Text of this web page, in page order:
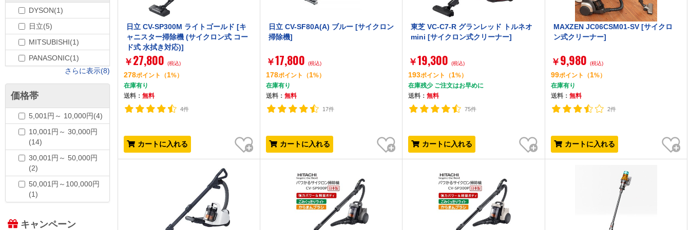
日立 CV-SP300M ライトゴールド [キ
ャニスター掃除機 (サイクロン式 コー
ド式 水拭き対応)]
￥ 27,800 (税込)
278ポイント （1%）
在庫有り
送料：無料
4件
カートに入れる
お気に入り
日立 CV-SF80A(A) ブルー [サイクロン
掃除機]
￥17,800 (税込)
178ポイント （1%）
在庫有り
送料： 無料
17件
カートに入れる
お気に入り
東芝 VC-C7-R グランレッド トルネオ
mini [サイクロン式クリーナー]
￥19,300 (税込)
193ポイント （1%）
在庫残少 ご注文はお早めに
送料：無料
75件
カートに入れる
お気に入り
MAXZEN JC06CSM01-SV [サイクロ
ン式クリーナー]
￥ 9,980 (税込)
99ポイント （1%）
在庫有り
送料： 無料
2件
カートに入れる
お気に入り
DYSON(1)
日立(5)
MITSUBISHI(1)
PANASONIC(1)
さらに表示(8)
価格帯
5,001円～ 10,000円(4)
10,001円～ 30,000円
(14)
30,001円～ 50,000円
(2)
50,001円～100,000円
(1)
キャンペーン